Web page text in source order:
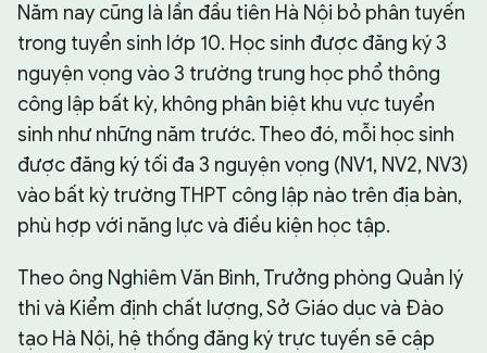
Năm nay cũng là lần đầu tiên Hà Nội bỏ phân tuyến
trong tuyển sinh lớp 10. Học sinh được đăng ký 3
nguyện vọng vào 3 trường trung học phổ thông
công lập bất kỳ, không phân biệt khu vực tuyển
sinh như những năm trước. Theo đó, mỗi học sinh
được đăng ký tối đa 3 nguyện vọng (NV1, NV2, NV3)
vào bất kỳ trường THPT công lập nào trên địa bàn,
phù hợp với năng lực và điều kiện học tập.
Theo ông Nghiêm Văn Bình, Trưởng phòng Quản lý
thi và Kiểm định chất lượng, Sở Giáo dục và Đào
tạo Hà Nội, hệ thống đăng ký trực tuyến sẽ cập